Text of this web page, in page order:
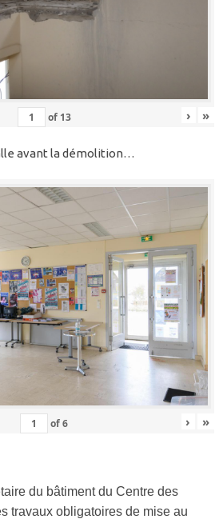
of 13 › »
avant la démolition…
of6 › »
du bâtiment du Centre des
travaux obligatoires de mise au